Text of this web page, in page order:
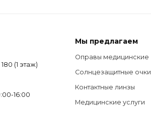
(1 этаж)
16:00
Мы предлагаем
Оправы медицинские
Солнцезащитные очки
Контактные линзы
Медицинские услуги